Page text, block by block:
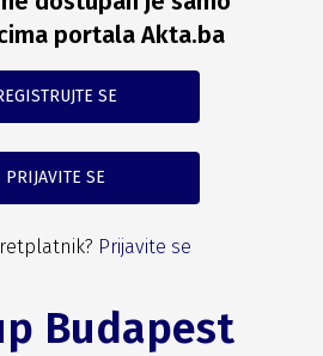
portala Akta.ba
SE
PRIJAVITE SE
Prijavite se
Budapest